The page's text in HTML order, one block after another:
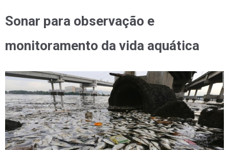
Sonar para observação e
monitoramento da vida aquática